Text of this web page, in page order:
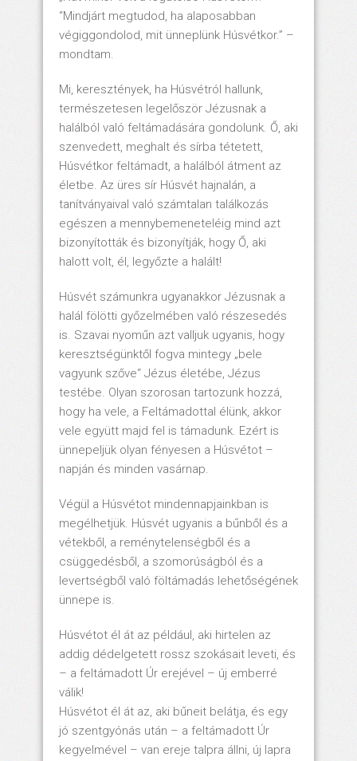
“Mindjárt megtudod, ha alaposabban
végiggondolod, mit ünneplünk Húsvétkor.” –
mondtam.
Mi, keresztények, ha Húsvétról hallunk,
természetesen legelőször Jézusnak a
halálból való feltámadására gondolunk. Ő, aki
szenvedett, meghalt és sírba tétetett,
Húsvétkor feltámadt, a halálból átment az
életbe. Az üres sír Húsvét hajnalán, a
tanítványaival való számtalan találkozás
egészen a mennybemeneteléig mind azt
bizonyították és bizonyítják, hogy Ő, aki
halott volt, él, legyőzte a halált!
Húsvét számunkra ugyanakkor Jézusnak a
halál fölötti győzelmében való részesedés
is. Szavai nyoműn azt valljuk ugyanis, hogy
keresztségünktől fogva mintegy „bele
vagyunk szőve“ Jézus életébe, Jézus
testébe. Olyan szorosan tartozunk hozzá,
hogy ha vele, a Feltámadottal élünk, akkor
vele együtt majd fel is támadunk. Ezért is
ünnepeljük olyan fényesen a Húsvétot –
napján és minden vasárnap.
Végül a Húsvétot mindennapjainkban is
megélhetjük. Húsvét ugyanis a bűnből és a
vétekből, a reménytelenségből és a
csüggedésből, a szomorúságból és a
levertségből való föltámadás lehetőségének
ünnepe is.
Húsvétot él át az például, aki hirtelen az
addig dédelgetett rossz szokásait leveti, és
– a feltámadott Úr erejével – új emberré
válik!
Húsvétot él át az, aki bűneit belátja, és egy
jó szentgyónás után – a feltámadott Úr
kegyelmével – van ereje talpra állni, új lapra